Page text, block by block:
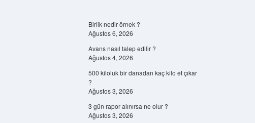
Birlik nedir örnek ?
Ağustos 6, 2026
Avans nasıl talep edilir ?
Ağustos 4, 2026
500 kiloluk bir danadan kaç kilo et çıkar
?
Ağustos 3, 2026
3 gün rapor alınırsa ne olur ?
Ağustos 3, 2026